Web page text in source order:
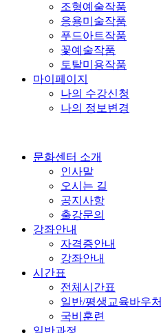
조형예술작품
응용미술작품
푸드아트작품
꽃예술작품
토탈미용작품
마이페이지
나의 수강신청
나의 정보변경
문화센터 소개
인사말
오시는 길
공지사항
출강문의
강좌안내
자격증안내
강좌안내
시간표
전체시간표
일반/평생교육바우처
국비훈련
일반과정